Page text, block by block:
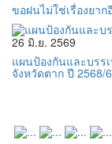
ขอฝนไม่ใช่เรื่องยาก
26 มิ.ย. 2569
แผนป้องกันและบรร
จังหวัดตาก ปี 2568/